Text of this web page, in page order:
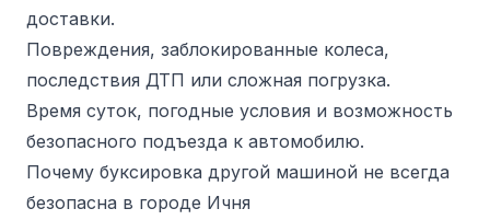
доставки.
Повреждения, заблокированные колеса,
последствия ДТП или сложная погрузка.
Время суток, погодные условия и возможность
безопасного подъезда к автомобилю.
Почему буксировка другой машиной не всегда
безопасна в городе Ичня